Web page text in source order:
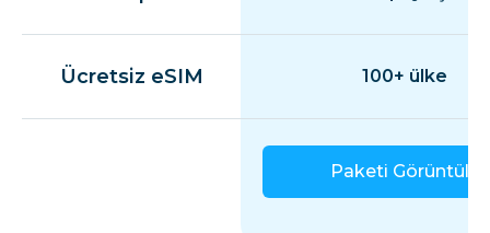
Ücretsiz eSIM 100+ ülke
Paketi Görüntüle